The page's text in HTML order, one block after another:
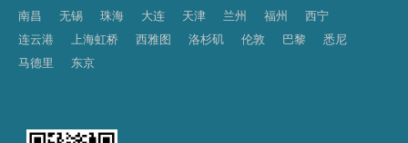
南昌
无锡 珠海 大连 天津 兰州 福州
西宁
连云港
上海虹桥 西雅图 洛杉矶 伦敦 巴黎
悉尼
马德里
东京